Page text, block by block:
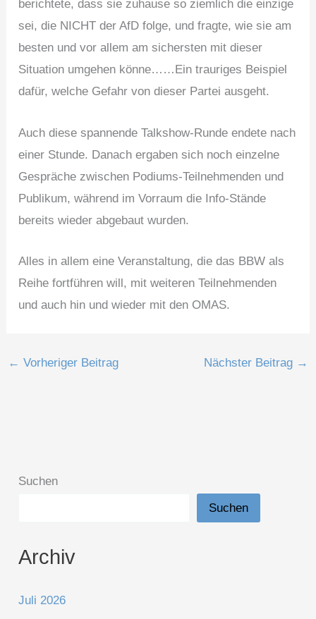
berichtete, dass sie zuhause so ziemlich die einzige
sei, die NICHT der AfD folge, und fragte, wie sie am
besten und vor allem am sichersten mit dieser
Situation umgehen könne……Ein trauriges Beispiel
dafür, welche Gefahr von dieser Partei ausgeht.
Auch diese spannende Talkshow-Runde endete nach
einer Stunde. Danach ergaben sich noch einzelne
Gespräche zwischen Podiums-Teilnehmenden und
Publikum, während im Vorraum die Info-Stände
bereits wieder abgebaut wurden.
Alles in allem eine Veranstaltung, die das BBW als
Reihe fortführen will, mit weiteren Teilnehmenden
und auch hin und wieder mit den OMAS.
← Vorheriger Beitrag Nächster Beitrag →
Suchen
Suchen
Archiv
Juli 2026